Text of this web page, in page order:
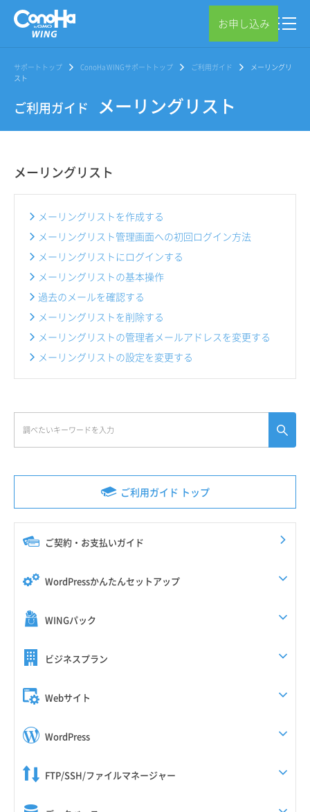
お申し込み
サポートトップ ConoHa WINGサポートトップ ご利用ガイド
メーリングリ
スト
ご利用ガイド メーリングリスト
ご利用ガイド トップ
ご契約・お支払いガイド
WordPressかんたんセットアップ
WINGパック
ビジネスプラン
Webサイト
WordPress
FTP/SSH/ファイルマネージャー
メーリングリスト
メーリングリストを作成する
メーリングリスト管理画面への初回ログイン方法
メーリングリストにログインする
メーリングリストの基本操作
過去のメールを確認する
メーリングリストを削除する
メーリングリストの管理者メールアドレスを変更する
メーリングリストの設定を変更する